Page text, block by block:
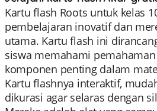
Kartu flash Roots untuk kelas
pembelajaran inovatif dan
utama. Kartu flash ini
siswa memahami
komponen penting dalam
Kartu flashnya interaktif,
dikurasi agar selaras dengan